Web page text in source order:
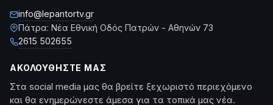
info@lepantortv.gr
Πάτρα: Νέα Εθνική Οδός Πατρών - Αθηνών 73
2615 502655
ΑΚΟΛΟΥΘΉΣΤΕ ΜΑΣ
Στα social media μας θα βρείτε ξεχωριστό περιεχόμενο
και θα ενημερώνεστε άμεσα για τα τοπικά μας νέα.